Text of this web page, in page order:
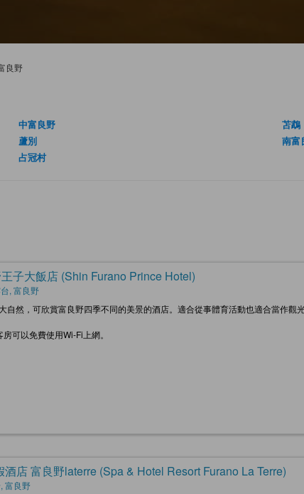
良野
中富良野
蘆別
占冠村
苫鵡
南富
子大飯店 (Shin Furano Prince Hotel)
, 富良野
自然，可欣賞富良野四季不同的美景的酒店。適合從事體育活動也適合當作觀
可以免費使用Wi‐Fi上網。
酒店 富良野laterre (Spa & Hotel Resort Furano La Terre)
富良野